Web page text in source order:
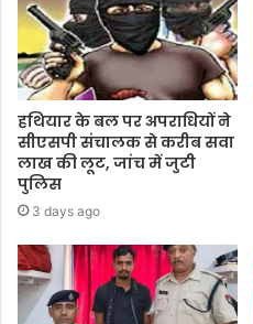
हथियार के बल पर अपराधियों ने
सीएसपी संचालक से करीब सवा
लाख की लूट, जांच में जुटी
पुलिस
3 days ago